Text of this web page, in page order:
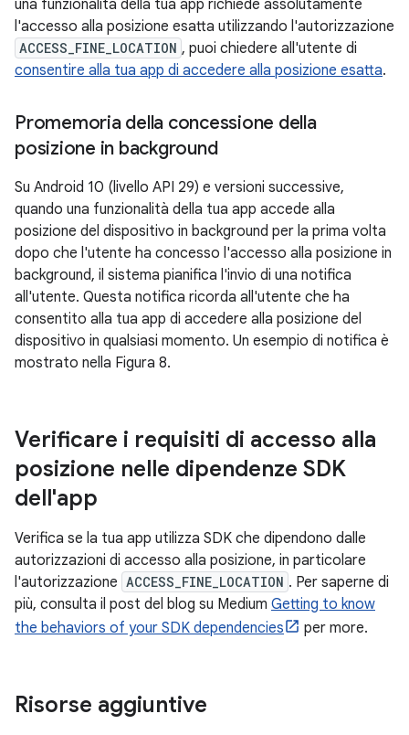
una funzionalità della tua app richiede assolutamente
l'accesso alla posizione esatta utilizzando l'autorizzazione
ACCESS_FINE_LOCATION , puoi chiedere all'utente di
consentire alla tua app di accedere alla posizione esatta.
Promemoria della concessione della
posizione in background
Su Android 10 (livello API 29) e versioni successive,
quando una funzionalità della tua app accede alla
posizione del dispositivo in background per la prima volta
dopo che l'utente ha concesso l'accesso alla posizione in
background, il sistema pianifica l'invio di una notifica
all'utente. Questa notifica ricorda all'utente che ha
consentito alla tua app di accedere alla posizione del
dispositivo in qualsiasi momento. Un esempio di notifica è
mostrato nella Figura 8.
Verificare i requisiti di accesso alla
posizione nelle dipendenze SDK
dell'app
Verifica se la tua app utilizza SDK che dipendono dalle
autorizzazioni di accesso alla posizione, in particolare
l'autorizzazione ACCESS_FINE_LOCATION . Per saperne di
più, consulta il post del blog su Medium Getting to know
the behaviors of your SDK dependencies
per more.
Risorse aggiuntive